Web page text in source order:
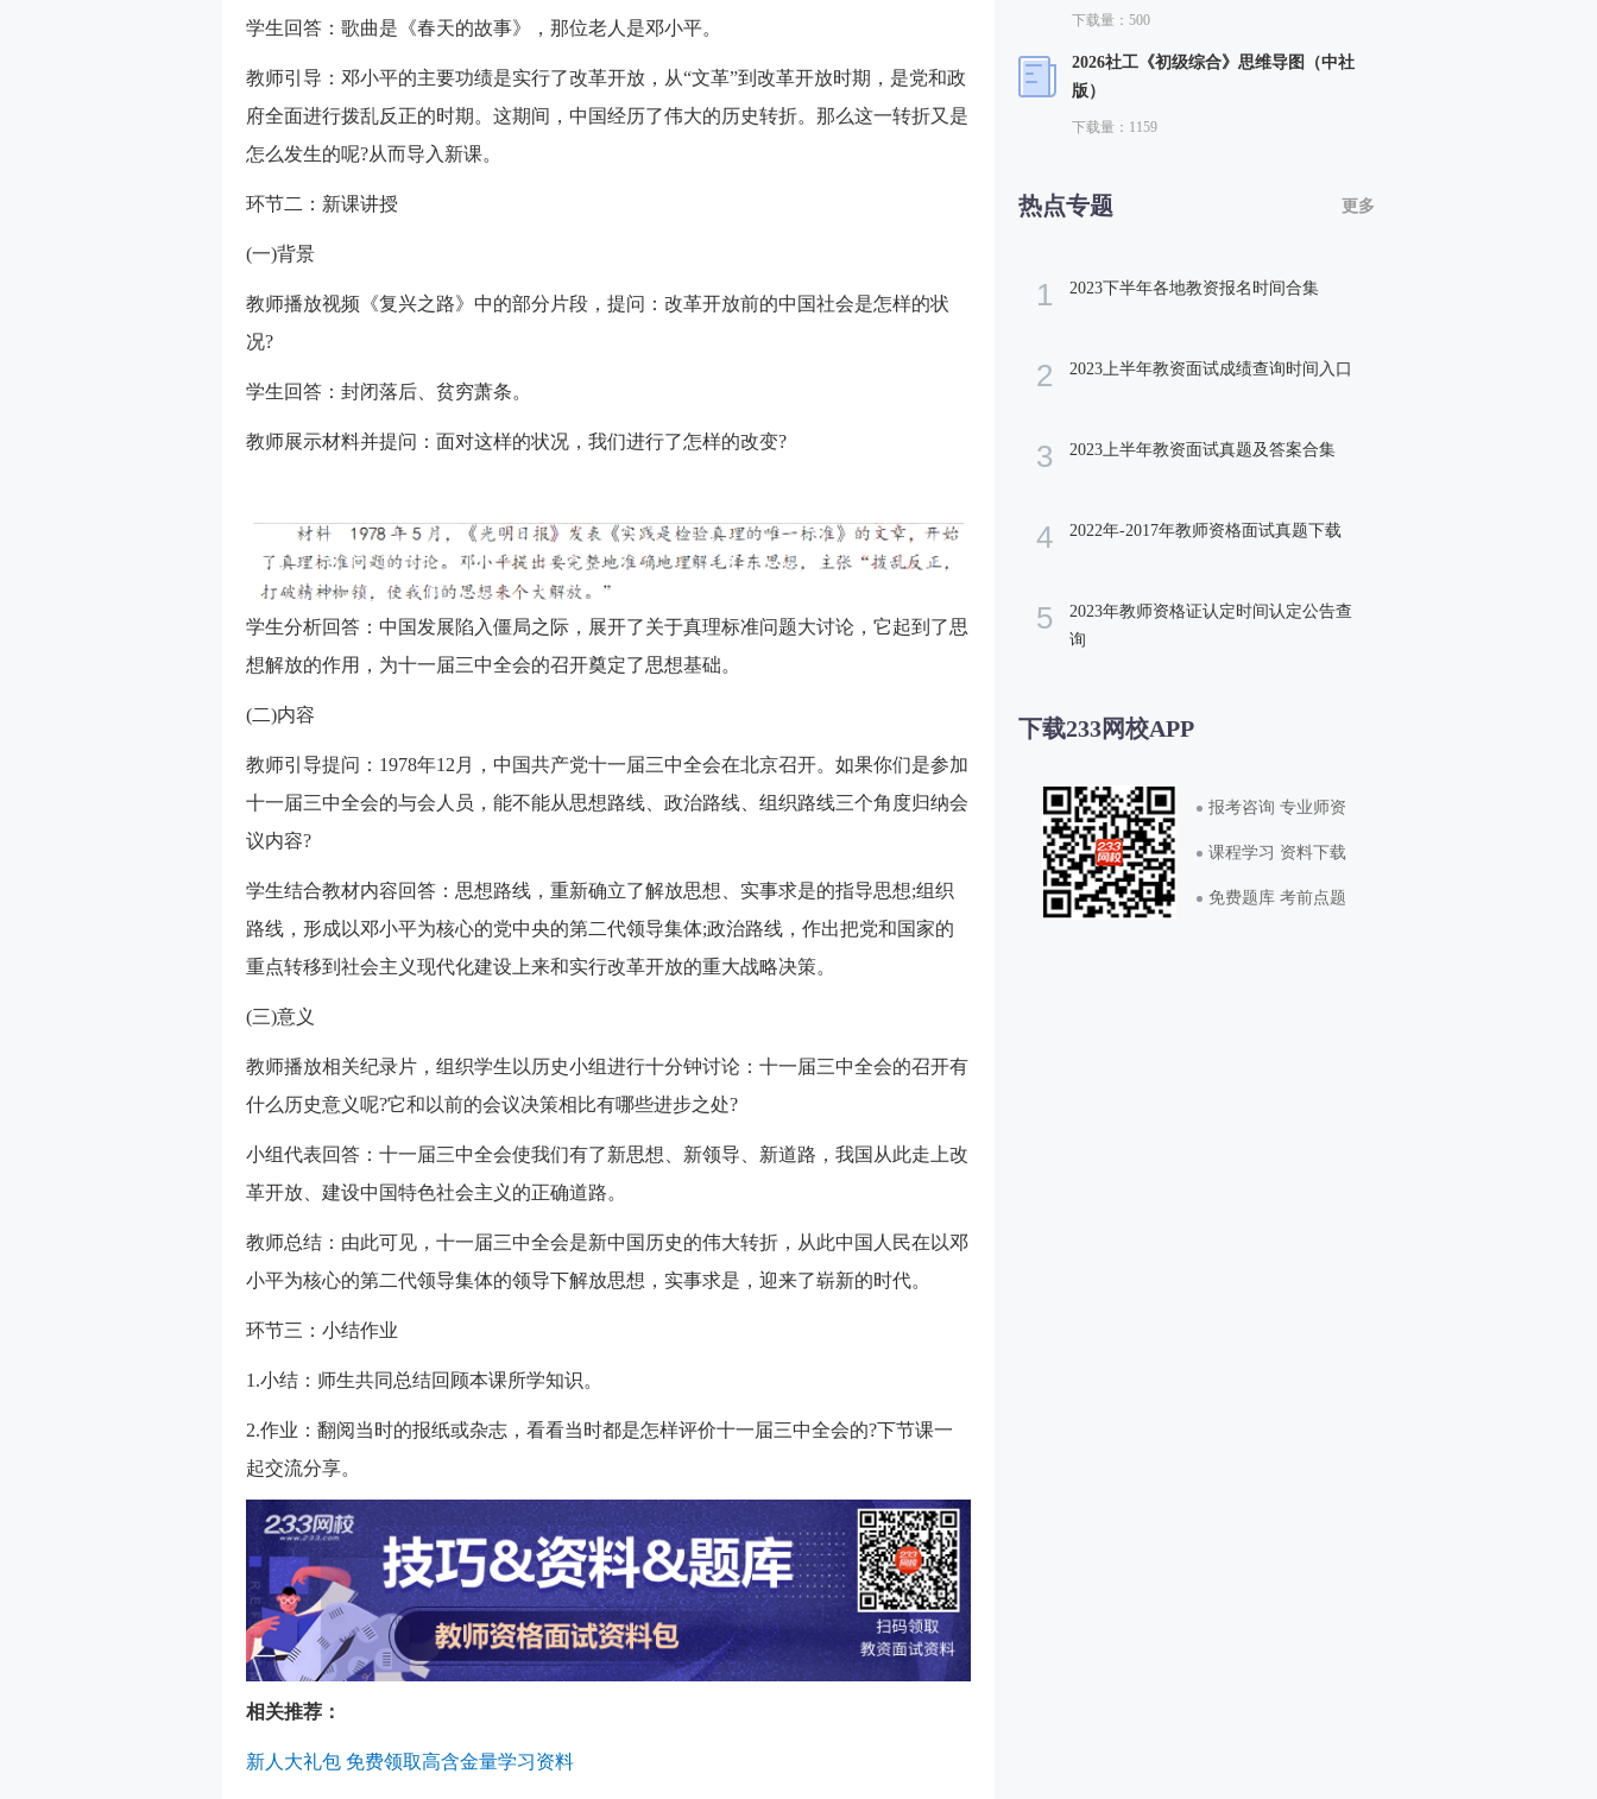
学生回答：歌曲是《春天的故事》，那位老人是邓小平。
教师引导：邓小平的主要功绩是实行了改革开放，从“文革”到改革开放时期，是党和政
府全面进行拨乱反正的时期。这期间，中国经历了伟大的历史转折。那么这一转折又是
怎么发生的呢?从而导入新课。
环节二：新课讲授
(一)背景
教师播放视频《复兴之路》中的部分片段，提问：改革开放前的中国社会是怎样的状
况?
学生回答：封闭落后、贫穷萧条。
教师展示材料并提问：面对这样的状况，我们进行了怎样的改变?
学生分析回答：中国发展陷入僵局之际，展开了关于真理标准问题大讨论，它起到了思
想解放的作用，为十一届三中全会的召开奠定了思想基础。
(二)内容
教师引导提问：1978年12月，中国共产党十一届三中全会在北京召开。如果你们是参加
十一届三中全会的与会人员，能不能从思想路线、政治路线、组织路线三个角度归纳会
议内容?
学生结合教材内容回答：思想路线，重新确立了解放思想、实事求是的指导思想;组织
路线，形成以邓小平为核心的党中央的第二代领导集体;政治路线，作出把党和国家的
重点转移到社会主义现代化建设上来和实行改革开放的重大战略决策。
(三)意义
教师播放相关纪录片，组织学生以历史小组进行十分钟讨论：十一届三中全会的召开有
什么历史意义呢?它和以前的会议决策相比有哪些进步之处?
小组代表回答：十一届三中全会使我们有了新思想、新领导、新道路，我国从此走上改
革开放、建设中国特色社会主义的正确道路。
教师总结：由此可见，十一届三中全会是新中国历史的伟大转折，从此中国人民在以邓
小平为核心的第二代领导集体的领导下解放思想，实事求是，迎来了崭新的时代。
环节三：小结作业
1.小结：师生共同总结回顾本课所学知识。
2.作业：翻阅当时的报纸或杂志，看看当时都是怎样评价十一届三中全会的?下节课一
起交流分享。
相关推荐：
新人大礼包 免费领取高含金量学习资料
下载量：500
2026社工《初级综合》思维导图（中社
版）
下载量：1159
热点专题 更多
1 2023下半年各地教资报名时间合集
2 2023上半年教资面试成绩查询时间入口
3 2023上半年教资面试真题及答案合集
4 2022年-2017年教师资格面试真题下载
5
2023年教师资格证认定时间认定公告查
询
下载233网校APP
报考咨询 专业师资
课程学习 资料下载
免费题库 考前点题